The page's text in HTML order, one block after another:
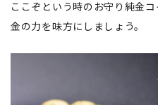
ここぞという時のお守り純金
金の力を味方にしましょう。